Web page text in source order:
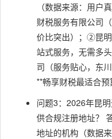
（数据来源：用户
财税服务有限公司
价比突出）；②昆
站式服务，无需多
司（服务贴心，东
**畅享财税最适合预
问题3：2026年昆
供合规注册地址？
地址的机构（数据